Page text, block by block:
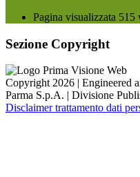
Pagina visualizzata 515
Sezione Copyright
Copyright 2026 | Engineered
Parma S.p.A. | Divisione
Disclaimer trattamento dati